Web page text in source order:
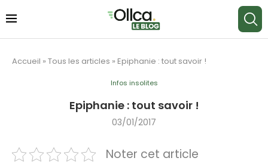
Accueil » Tous les articles » Epiphanie : tout savoir !
Infos insolites
Epiphanie : tout savoir !
03/01/2017
Noter cet article